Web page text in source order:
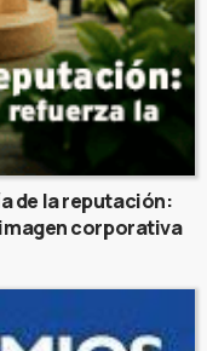
de la reputación:
corporativa